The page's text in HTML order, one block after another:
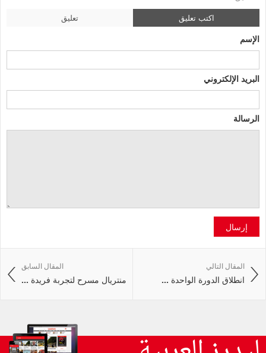
اكتب تعليق تعليق
الإسم
البريد الإلكتروني
الرسالة
إرسال
المقال السابق
منتريال مسرح لتجربة فريدة ...
المقال التالي
انطلاق الدورة الواحدة ...